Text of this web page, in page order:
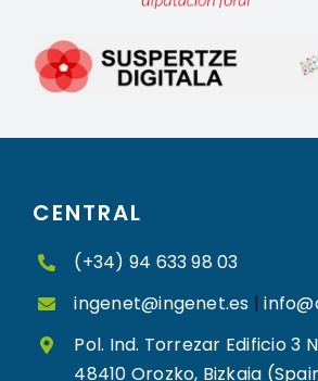
CENTRAL
(+34) 94 633 98 03
ingenet@ingenet.es |
Pol. Ind. Torrezar Edificio 3
48410 Orozko, Bizkaia